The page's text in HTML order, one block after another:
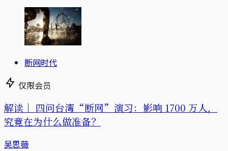
断网时代
仅限会员
解读｜ 四问台湾“断网”演习：影响 1700 万人，
究竟在为什么做准备？
吴思薇